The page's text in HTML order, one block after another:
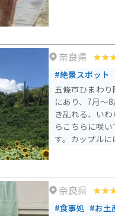
奈良県
#絶景スポット
五條市ひまわ
にあり、7月〜
き乱れる、い
らこちらに咲
す。カップルに
奈良県
#食事処 #お土